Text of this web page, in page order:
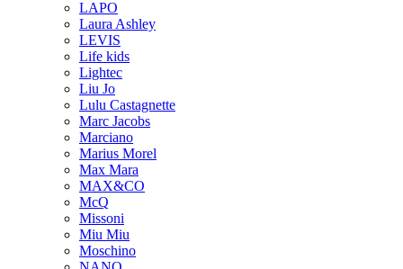
LAPO
Laura Ashley
LEVIS
Life kids
Lightec
Liu Jo
Lulu Castagnette
Marc Jacobs
Marciano
Marius Morel
Max Mara
MAX&CO
McQ
Missoni
Miu Miu
Moschino